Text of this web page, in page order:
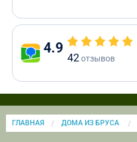
4.9
42отзывов
ГЛАВНАЯ ДОМА ИЗ БРУСА